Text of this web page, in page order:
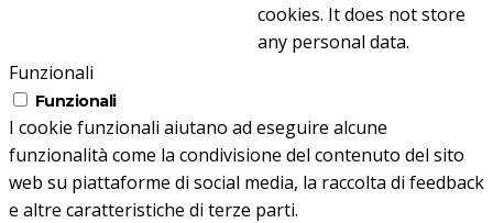
cookies. It does not store
any personal data.
Funzionali
Funzionali
I cookie funzionali aiutano ad eseguire alcune
funzionalità come la condivisione del contenuto del sito
web su piattaforme di social media, la raccolta di feedback
e altre caratteristiche di terze parti.